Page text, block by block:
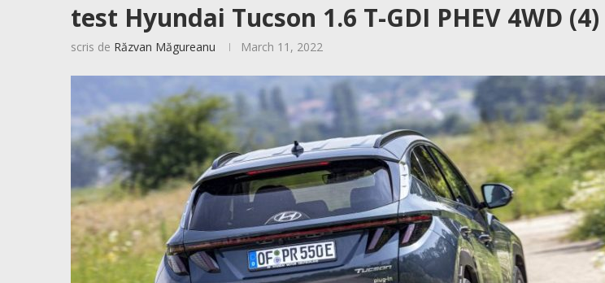
test Hyundai Tucson 1.6 T-GDI PHEV 4WD (4)
scris de Răzvan Măgureanu March 11, 2022